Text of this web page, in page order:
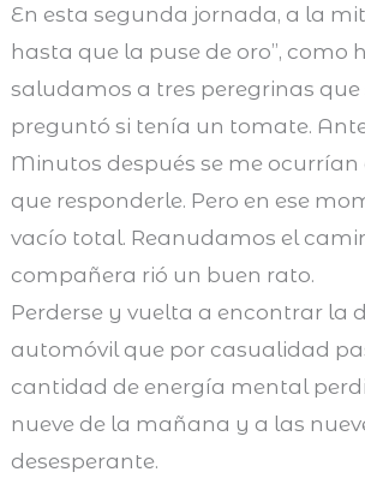
En esta segunda jornada, a la
hasta que la puse de oro”, como
saludamos a tres peregrinas
preguntó si tenía un tomate.
Minutos después se me
que responderle. Pero en ese
vacío total. Reanudamos el
compañera rió un buen rato.
Perderse y vuelta a encontrar la
automóvil que por casualidad
cantidad de energía mental
nueve de la mañana y a las
desesperante.